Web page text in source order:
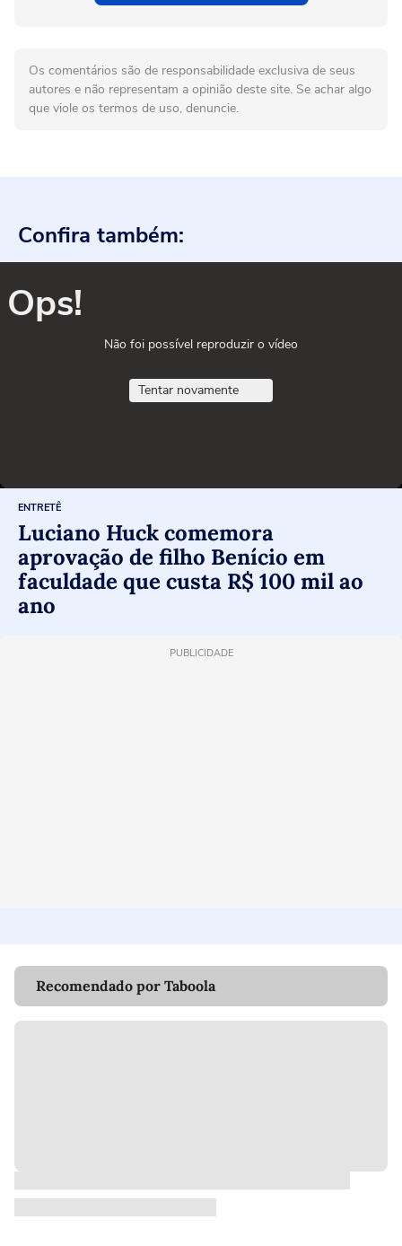
Os comentários são de responsabilidade exclusiva de seus
autores e não representam a opinião deste site. Se achar algo
que viole os termos de uso, denuncie.
Confira também:
Ops!
Não foi possível reproduzir o vídeo
Tentar novamente
ENTRETÊ
Luciano Huck comemora
aprovação de filho Benício em
faculdade que custa R$ 100 mil ao
ano
PUBLICIDADE
Recomendado por Taboola